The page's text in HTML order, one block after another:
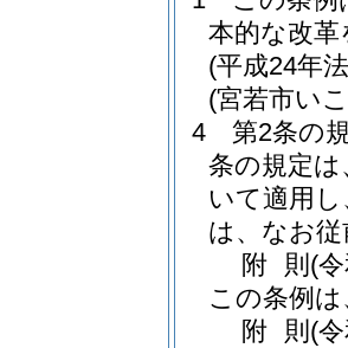
本的な改
(平成24年
(宮若市い
4
第2条の
条の規定
いて適用
は、なお
附 則 (
この条例
附 則 (